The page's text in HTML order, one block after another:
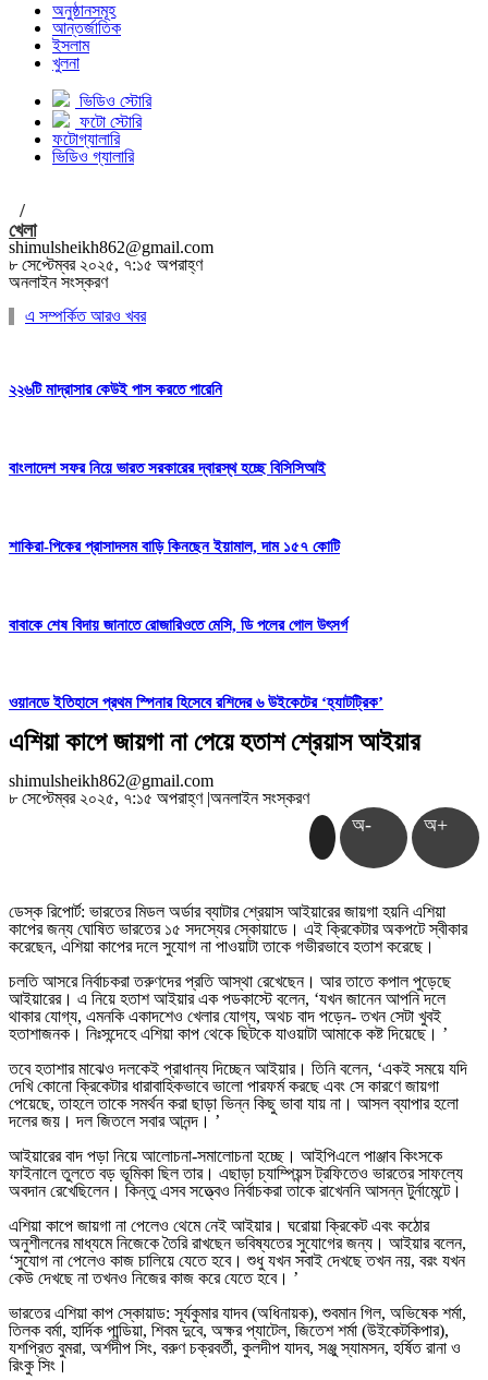
অনুষ্ঠানসমূহ
আন্তর্জাতিক
ইসলাম
খুলনা
ভিডিও স্টোরি
ফটো স্টোরি
ফটোগ্যালারি
ভিডিও গ্যালারি
/
খেলা
shimulsheikh862@gmail.com
৮ সেপ্টেম্বর ২০২৫, ৭:১৫ অপরাহ্ণ
অনলাইন সংস্করণ
এ সম্পর্কিত আরও খবর
২২৬টি মাদ্রাসার কেউই পাস করতে পারেনি
বাংলাদেশ সফর নিয়ে ভারত সরকারের দ্বারস্থ হচ্ছে বিসিসিআই
শাকিরা-পিকের প্রাসাদসম বাড়ি কিনছেন ইয়ামাল, দাম ১৫৭ কোটি
বাবাকে শেষ বিদায় জানাতে রোজারিওতে মেসি, ডি পলের গোল উৎসর্গ
ওয়ানডে ইতিহাসে প্রথম স্পিনার হিসেবে রশিদের ৬ উইকেটের ‘হ্যাটট্রিক’
এশিয়া কাপে জায়গা না পেয়ে হতাশ শ্রেয়াস আইয়ার
shimulsheikh862@gmail.com
৮ সেপ্টেম্বর ২০২৫, ৭:১৫ অপরাহ্ণ |অনলাইন সংস্করণ
অ- অ+
ডেস্ক রিপোর্ট: ভারতের মিডল অর্ডার ব্যাটার শ্রেয়াস আইয়ারের জায়গা হয়নি এশিয়া
কাপের জন্য ঘোষিত ভারতের ১৫ সদস্যের স্কোয়াডে। এই ক্রিকেটার অকপটে স্বীকার
করেছেন, এশিয়া কাপের দলে সুযোগ না পাওয়াটা তাকে গভীরভাবে হতাশ করেছে।
চলতি আসরে নির্বাচকরা তরুণদের প্রতি আস্থা রেখেছেন। আর তাতে কপাল পুড়েছে
আইয়ারের। এ নিয়ে হতাশ আইয়ার এক পডকাস্টে বলেন, ‘যখন জানেন আপনি দলে
থাকার যোগ্য, এমনকি একাদশেও খেলার যোগ্য, অথচ বাদ পড়েন- তখন সেটা খুবই
হতাশাজনক। নিঃসন্দেহে এশিয়া কাপ থেকে ছিটকে যাওয়াটা আমাকে কষ্ট দিয়েছে। ’
তবে হতাশার মাঝেও দলকেই প্রাধান্য দিচ্ছেন আইয়ার। তিনি বলেন, ‘একই সময়ে যদি
দেখি কোনো ক্রিকেটার ধারাবাহিকভাবে ভালো পারফর্ম করছে এবং সে কারণে জায়গা
পেয়েছে, তাহলে তাকে সমর্থন করা ছাড়া ভিন্ন কিছু ভাবা যায় না। আসল ব্যাপার হলো
দলের জয়। দল জিতলে সবার আনন্দ। ’
আইয়ারের বাদ পড়া নিয়ে আলোচনা-সমালোচনা হচ্ছে। আইপিএলে পাঞ্জাব কিংসকে
ফাইনালে তুলতে বড় ভূমিকা ছিল তার। এছাড়া চ্যাম্পিয়ন্স ট্রফিতেও ভারতের সাফল্যে
অবদান রেখেছিলেন। কিন্তু এসব সত্ত্বেও নির্বাচকরা তাকে রাখেননি আসন্ন টুর্নামেন্টে।
এশিয়া কাপে জায়গা না পেলেও থেমে নেই আইয়ার। ঘরোয়া ক্রিকেট এবং কঠোর
অনুশীলনের মাধ্যমে নিজেকে তৈরি রাখছেন ভবিষ্যতের সুযোগের জন্য। আইয়ার বলেন,
‘সুযোগ না পেলেও কাজ চালিয়ে যেতে হবে। শুধু যখন সবাই দেখছে তখন নয়, বরং যখন
কেউ দেখছে না তখনও নিজের কাজ করে যেতে হবে। ’
ভারতের এশিয়া কাপ স্কোয়াড: সূর্যকুমার যাদব (অধিনায়ক), শুবমান গিল, অভিষেক শর্মা,
তিলক বর্মা, হার্দিক পান্ডিয়া, শিবম দুবে, অক্ষর প্যাটেল, জিতেশ শর্মা (উইকেটকিপার),
যশপ্রিত বুমরা, অর্শদীপ সিং, বরুণ চক্রবর্তী, কুলদীপ যাদব, সঞ্জু স্যামসন, হর্ষিত রানা ও
রিংকু সিং।